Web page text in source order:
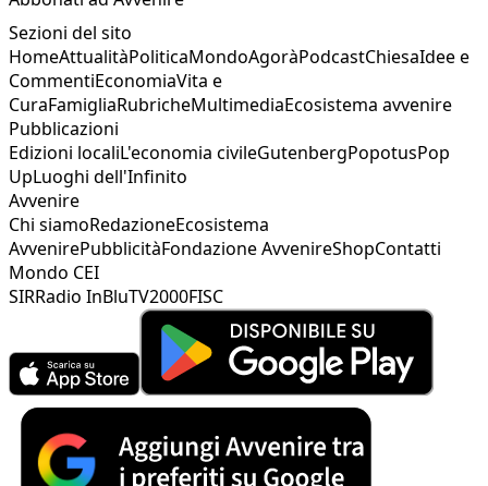
Sezioni del sito
HomeAttualitàPoliticaMondoAgoràPodcastChiesaIdee e
CommentiEconomiaVita e
CuraFamigliaRubricheMultimediaEcosistema avvenire
Pubblicazioni
Edizioni localiL'economia civileGutenbergPopotusPop
UpLuoghi dell'Infinito
Avvenire
Chi siamoRedazioneEcosistema
AvvenirePubblicitàFondazione AvvenireShopContatti
Mondo CEI
SIRRadio InBluTV2000FISC